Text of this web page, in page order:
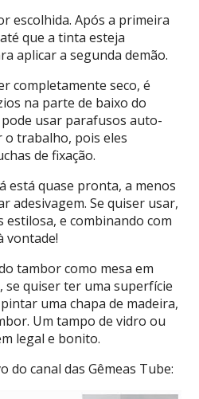
escolhida. Após a primeira
que a tinta esteja
aplicar a segunda demão.
completamente seco, é
na parte de baixo do
usar parafusos auto-
trabalho, pois eles
de fixação.
está quase pronta, a menos
adesivagem. Se quiser usar,
estilosa, e combinando com
vontade!
tambor como mesa em
se quiser ter uma superfície
uma chapa de madeira,
Um tampo de vidro ou
legal e bonito.
do canal das Gêmeas Tube: